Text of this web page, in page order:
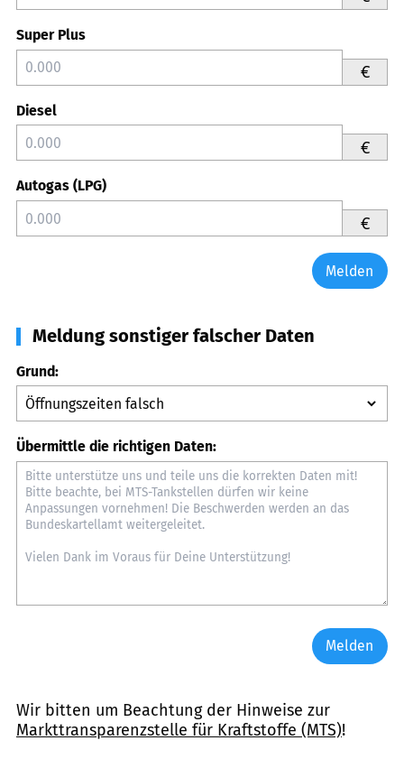
Super Plus
€
Diesel
€
Autogas (LPG)
€
Melden
Meldung sonstiger falscher Daten
Grund:
Übermittle die richtigen Daten:
Melden
Wir bitten um Beachtung der Hinweise zur
Markttransparenzstelle für Kraftstoffe (MTS)!